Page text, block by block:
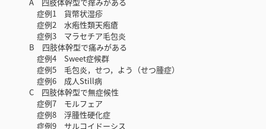
症例1 貨幣状湿疹
症例2 水疱性類天疱瘡
症例3 マラセチア毛包炎
B 四肢体幹型で痛みがある
症例4 Sweet症候群
症例5 毛包炎，せつ，よう（せつ腫症）
症例6 成人Still病
C 四肢体幹型で無症候性
症例7 モルフェア
症例8 浮腫性硬化症
症例9 サルコイドーシス